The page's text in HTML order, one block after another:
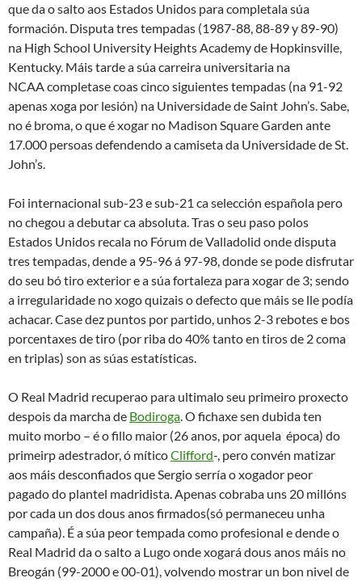
que da o salto aos Estados Unidos para completala súa
formación. Disputa tres tempadas (1987-88, 88-89 y 89-90)
na High School University Heights Academy de Hopkinsville,
Kentucky. Máis tarde a súa carreira universitaria na
NCAA completase coas cinco siguientes tempadas (na 91-92
apenas xoga por lesión) na Universidade de Saint John’s. Sabe,
no é broma, o que é xogar no Madison Square Garden ante
17.000 persoas defendendo a camiseta da Universidade de St.
John’s.
Foi internacional sub-23 e sub-21 ca selección española pero
no chegou a debutar ca absoluta. Tras o seu paso polos
Estados Unidos recala no Fórum de Valladolid onde disputa
tres tempadas, dende a 95-96 á 97-98, donde se pode disfrutar
do seu bó tiro exterior e a súa fortaleza para xogar de 3; sendo
a irregularidade no xogo quizais o defecto que máis se lle podía
achacar. Case dez puntos por partido, unhos 2-3 rebotes e bos
porcentaxes de tiro (por riba do 40% tanto en tiros de 2 coma
en triplas) son as súas estatísticas.
O Real Madrid recuperao para ultimalo seu primeiro proxecto
despois da marcha de Bodiroga. O fichaxe sen dubida ten
muito morbo – é o fillo maior (26 anos, por aquela época) do
primeirp adestrador, ó míticoClifford-, pero convén matizar
aos máis desconfiados que Sergio serría o xogador peor
pagado do plantel madridista. Apenas cobraba uns 20 millóns
por cada un dos dous anos firmados(só permaneceu unha
campaña). É a súa peor tempada como profesional e dende o
Real Madrid da o salto a Lugo onde xogará dous anos máis no
Breogán (99-2000 e 00-01), volvendo mostrar un bon nivel de